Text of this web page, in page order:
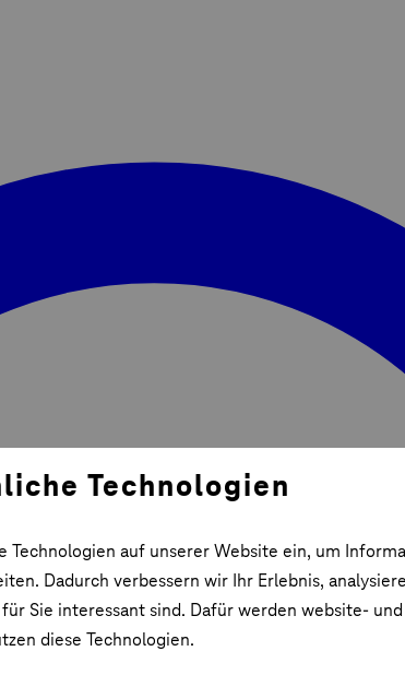
Technologien
Technologien auf unserer Website ein, um
Dadurch verbessern wir Ihr Erlebnis,
Sie interessant sind. Dafür werden website-
diese Technologien.